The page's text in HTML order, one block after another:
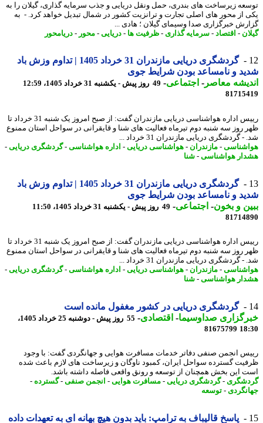
زیرساخت های بندری، حمل ونقل دریایی و جذب سرمایه گذاری، گیلان را به
از محور های اصلی تجارت و ترانزیت کشور در شمال تبدیل خواهد کرد. - به
خبرگزاری صدا وسیمای گیلان ؛ هادی ...
-اقتصاد-سرمایه گذاری- ظرفیت ها- دریایی -محور-دریامحور
گردشگری دریایی مازندران 31 خرداد 1405 | تداوم وزش باد
و نامساعد بودن شرایط جوی
معاصر-اجتماعی-49 روز پیش - یکشنبه 31 خرداد 1405، 12:59
رییس اداره هواشناسی دریایی مازندران گفت: از صبح امروز یک شنبه 31 خرداد تا
روز سه شنبه دوم تیرماه فعالیت های شنا و قایقرانی در سواحل استان ممنوع
گردشگری دریایی مازندران 31 خرداد ...
-مازندران- هواشناسی دریایی -اداره هواشناسی-گردشگری دریایی -
هواشناسی-شنا
گردشگری دریایی مازندران 31 خرداد 1405 | تداوم وزش باد
و نامساعد بودن شرایط جوی
و بخون-اجتماعی-49 روز پیش - یکشنبه 31 خرداد 1405، 11:50
رییس اداره هواشناسی دریایی مازندران گفت: از صبح امروز یک شنبه 31 خرداد تا
روز سه شنبه دوم تیرماه فعالیت های شنا و قایقرانی در سواحل استان ممنوع
گردشگری دریایی مازندران 31 خرداد ...
-مازندران- هواشناسی دریایی -اداره هواشناسی-گردشگری دریایی -
هواشناسی-شنا
گردشگری دریایی در کشور مغفول مانده است
صداوسیما-اقتصادی-
55 روز پیش - دوشنبه 25 خرداد 1405،
81675799
انجمن صنفی دفاتر خدمات مسافرت هوایی و جهانگردی گفت: با وجود
گسترده سواحل ایران، کمبود ناوگان و زیرساخت های لازم باعث شده
این بخش همچنان از توسعه و رونق واقعی فاصله داشته باشد.
- گردشگری دریایی -مسافرت هوایی- انجمن صنفی-گسترده-
-توسعه
پاسخ قالیباف به ترامپ: باید بدون هیچ بهانه ای به تعهدات داده